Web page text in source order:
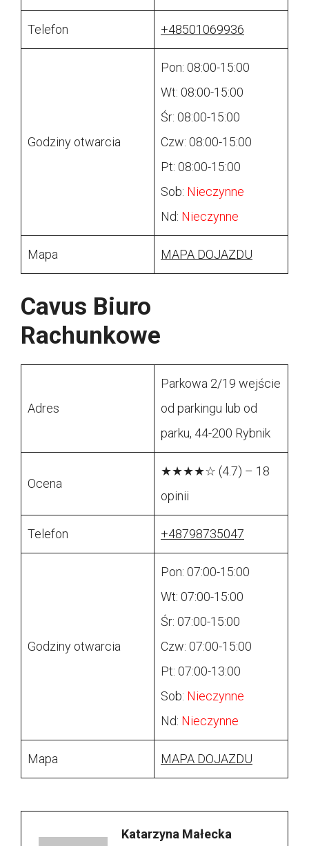
Telefon +48501069936
Godziny otwarcia
Pon: 08:00-15:00
Wt: 08:00-15:00
Śr: 08:00-15:00
Czw: 08:00-15:00
Pt: 08:00-15:00
Sob: Nieczynne
Nd: Nieczynne
Mapa MAPA DOJAZDU
Cavus Biuro
Rachunkowe
Adres
Parkowa 2/19 wejście
od parkingu lub od
parku, 44-200 Rybnik
Ocena
★★★★☆ (4.7) – 18
opinii
Telefon +48798735047
Godziny otwarcia
Pon: 07:00-15:00
Wt: 07:00-15:00
Śr: 07:00-15:00
Czw: 07:00-15:00
Pt: 07:00-13:00
Sob: Nieczynne
Nd: Nieczynne
Mapa MAPA DOJAZDU
Katarzyna Małecka